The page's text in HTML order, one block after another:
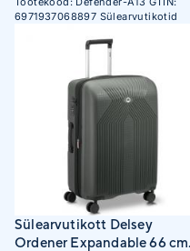
Case (Black)
6971937068897 Sülearvutikotid
Sülearvutikott Delsey
Ordener Expandable 66 cm